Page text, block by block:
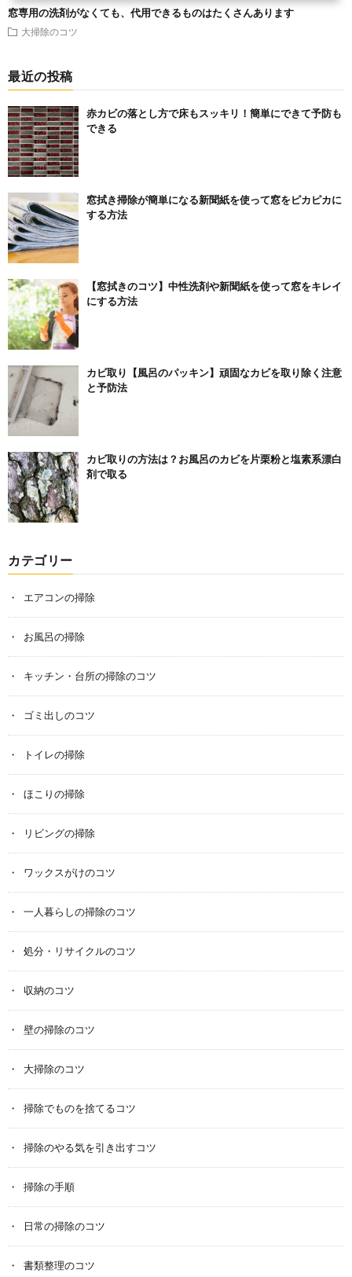
窓専用の洗剤がなくても、代用できるものはたくさんあります
大掃除のコツ
最近の投稿
赤カビの落とし方で床もスッキリ！簡単にできて予防も
できる
窓拭き掃除が簡単になる新聞紙を使って窓をピカピカに
する方法
【窓拭きのコツ】中性洗剤や新聞紙を使って窓をキレイ
にする方法
カビ取り【風呂のパッキン】頑固なカビを取り除く注意
と予防法
カビ取りの方法は？お風呂のカビを片栗粉と塩素系漂白
剤で取る
カテゴリー
エアコンの掃除
お風呂の掃除
キッチン・台所の掃除のコツ
ゴミ出しのコツ
トイレの掃除
ほこりの掃除
リビングの掃除
ワックスがけのコツ
一人暮らしの掃除のコツ
処分・リサイクルのコツ
収納のコツ
壁の掃除のコツ
大掃除のコツ
掃除でものを捨てるコツ
掃除のやる気を引き出すコツ
掃除の手順
日常の掃除のコツ
書類整理のコツ